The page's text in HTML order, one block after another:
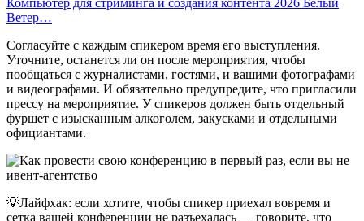
Компьютер для стриминга и создания контента 2026 Белый
Ветер…
Согласуйте с каждым спикером время его выступления.
Уточните, останется ли он после мероприятия, чтобы
пообщаться с журналистами, гостями, и вашими фотографами
и видеографами. И обязательно предупредите, что пригласили
прессу на мероприятие. У спикеров должен быть отдельный
фуршет с изысканным алкоголем, закусками и отдельными
официантами.
💡Лайфхак: если хотите, чтобы спикер приехал вовремя и
сетка вашей конференции не разъехалась — говорите, что